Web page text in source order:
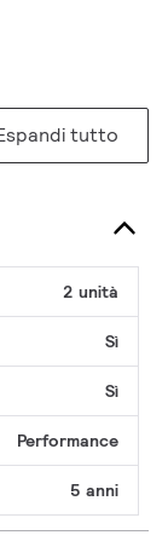
tutto
2 unità
Sì
Sì
Performance
5 anni